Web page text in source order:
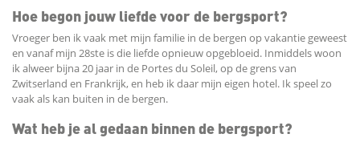
Hoe begon jouw liefde voor de bergsport?
Vroeger ben ik vaak met mijn familie in de bergen op vakantie geweest
en vanaf mijn 28ste is die liefde opnieuw opgebloeid. Inmiddels woon
ik alweer bijna 20 jaar in de Portes du Soleil, op de grens van
Zwitserland en Frankrijk, en heb ik daar mijn eigen hotel. Ik speel zo
vaak als kan buiten in de bergen.
Wat heb je al gedaan binnen de bergsport?